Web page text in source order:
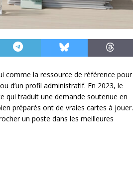
comme la ressource de référence pour
ou d’un profil administratif. En 2023, le
qui traduit une demande soutenue en
préparés ont de vraies cartes à jouer.
un poste dans les meilleures